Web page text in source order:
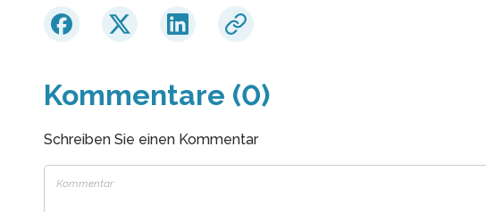
Kommentare (0)
Schreiben Sie einen Kommentar